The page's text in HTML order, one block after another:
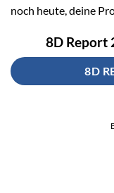
noch heute, deine
8D Report
8D